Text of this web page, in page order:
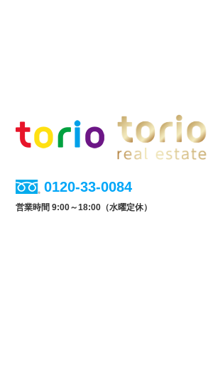
0120-33-0084
営業時間 9:00～18:00（水曜定休）